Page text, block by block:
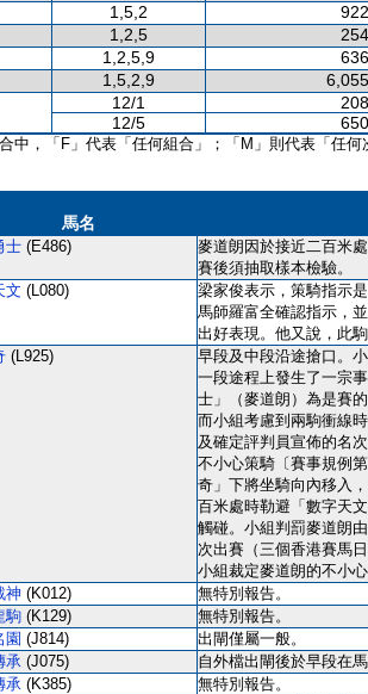
1,5,2
1,2,5
1,2,5,9
1,5,2,9
12/1
12/5
中，「F」代表「任何組合」；「M」則代表「任何
馬名
士 (E486)
麥道朗因於接近二百米
賽後須抽取樣本檢驗。
文 (L080)
梁家俊表示，策騎指示
馬師羅富全確認指示，
出好表現。他又說，此
(L925)
早段及中段沿途搶口。
一段途程上發生了一宗
士」（麥道朗）為是賽
而小組考慮到兩駒衝線
及確定評判員宣佈的名
不小心策騎〔賽事規例
奇」下將坐騎向內移入
百米處時勒避「數字天
觸碰。小組判罰麥道朗
次出賽（三個香港賽馬
小組裁定麥道朗的不小
神 (K012) 無特別報告。
駒 (K129) 無特別報告。
園 (J814) 出閘僅屬一般。
承 (J075) 自外檔出閘後於早段在
承 (K385) 無特別報告。